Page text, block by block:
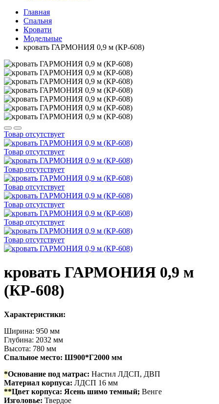
Главная
Спальня
Кровати
Модельные
кровать ГАРМОНИЯ 0,9 м (КР-608)
Товар отсутствует
Товар отсутствует
Товар отсутствует
Товар отсутствует
Товар отсутствует
Товар отсутствует
Товар отсутствует
кровать ГАРМОНИЯ 0,9 м
(КР-608)
Характеристики:
Ширина: 950 мм
Глубина: 2032 мм
Высота: 780 мм
Спальное место: Ш900*Г2000 мм
*Основание под матрас: Настил ЛДСП, ДВП
Материал корпуса: ЛДСП 16 мм
**Цвет корпуса: Ясень шимо темный; Венге
Изголовье: Твердое